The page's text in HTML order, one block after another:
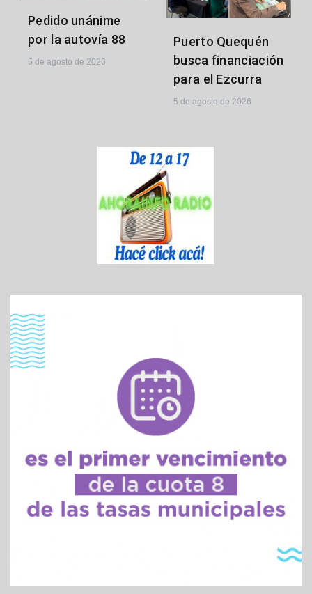
Pedido unánime
por la autovía 88
5 de agosto de 2026
Puerto Quequén
busca financiación
para el Ezcurra
5 de agosto de 2026